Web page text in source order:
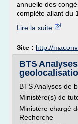
annuelle des
complète allant du
Lire la suite
Site : http://
BTS
BTS Analyses de
Ministère(s) de
Ministère chargé
Recherche